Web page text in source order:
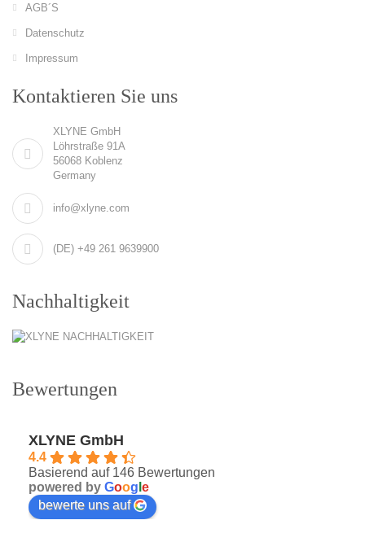
AGB´S
Datenschutz
Impressum
Kontaktieren Sie uns
XLYNE GmbH
Löhrstraße 91A
56068 Koblenz
Germany
info@xlyne.com
(DE) +49 261 9639900
Nachhaltigkeit
Bewertungen
XLYNE GmbH
4.4
Basierend auf 146 Bewertungen
powered by Goog e
bewerte uns auf